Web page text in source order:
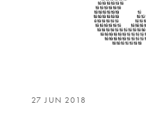
27 JUN 2018